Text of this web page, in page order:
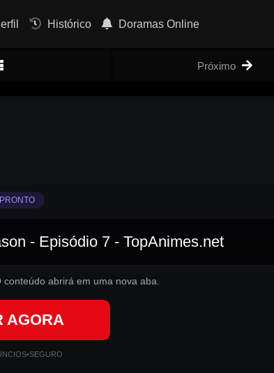
Histórico Doramas Online
Próximo
- Episódio 7 - TopAnimes.net
abrirá em uma nova aba.
AGORA
•SEGURO